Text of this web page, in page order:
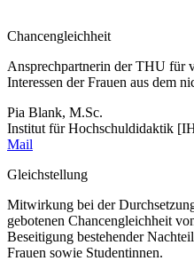
Chancengleichheit
Ansprechpartnerin der THU für
Interessen der Frauen aus dem
Pia Blank, M.Sc.
Institut für Hochschuldidaktik
Mail
Gleichstellung
Mitwirkung bei der
gebotenen Chancengleichheit
Beseitigung bestehender
Frauen sowie Studentinnen.